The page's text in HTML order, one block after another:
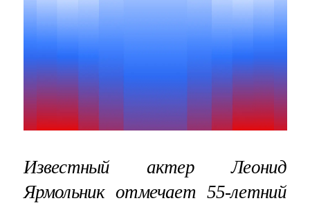
Известный актер Леонид
Ярмольник отмечает 55-летний